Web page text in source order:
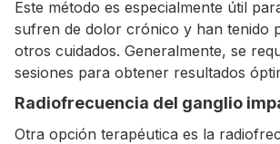
Este método es especialmente útil
sufren de dolor crónico y han tenido
otros cuidados. Generalmente, se
sesiones para obtener resultados
Radiofrecuencia del ganglio
Otra opción terapéutica es la